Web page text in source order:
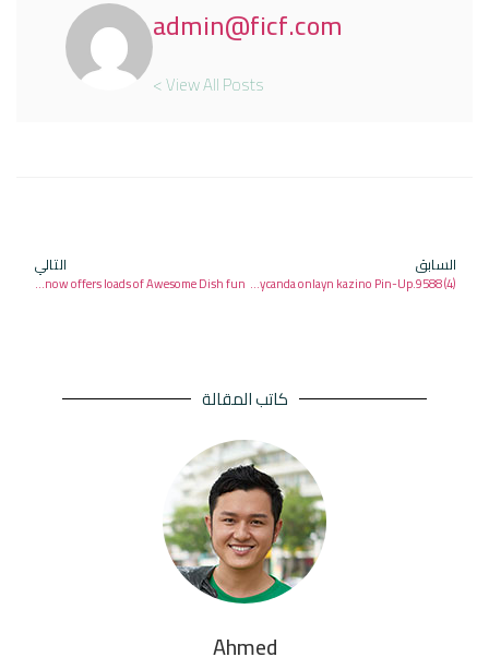
admin@ficf.com
View All Posts >
السابق
Pin Up Casino – Azrbaycanda onlayn kazino Pin-Up.9588 (4)
التالي
Circa Hotel & Casino now offers loads of Awesome Dish fun
كاتب المقالة
Ahmed